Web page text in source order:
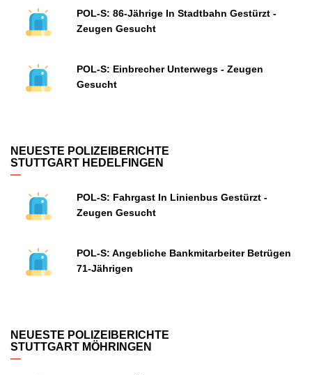
POL-S: 86-Jährige In Stadtbahn Gestürzt -
Zeugen Gesucht
POL-S: Einbrecher Unterwegs - Zeugen
Gesucht
NEUESTE POLIZEIBERICHTE
STUTTGART HEDELFINGEN
POL-S: Fahrgast In Linienbus Gestürzt -
Zeugen Gesucht
POL-S: Angebliche Bankmitarbeiter Betrügen
71-Jährigen
NEUESTE POLIZEIBERICHTE
STUTTGART MÖHRINGEN